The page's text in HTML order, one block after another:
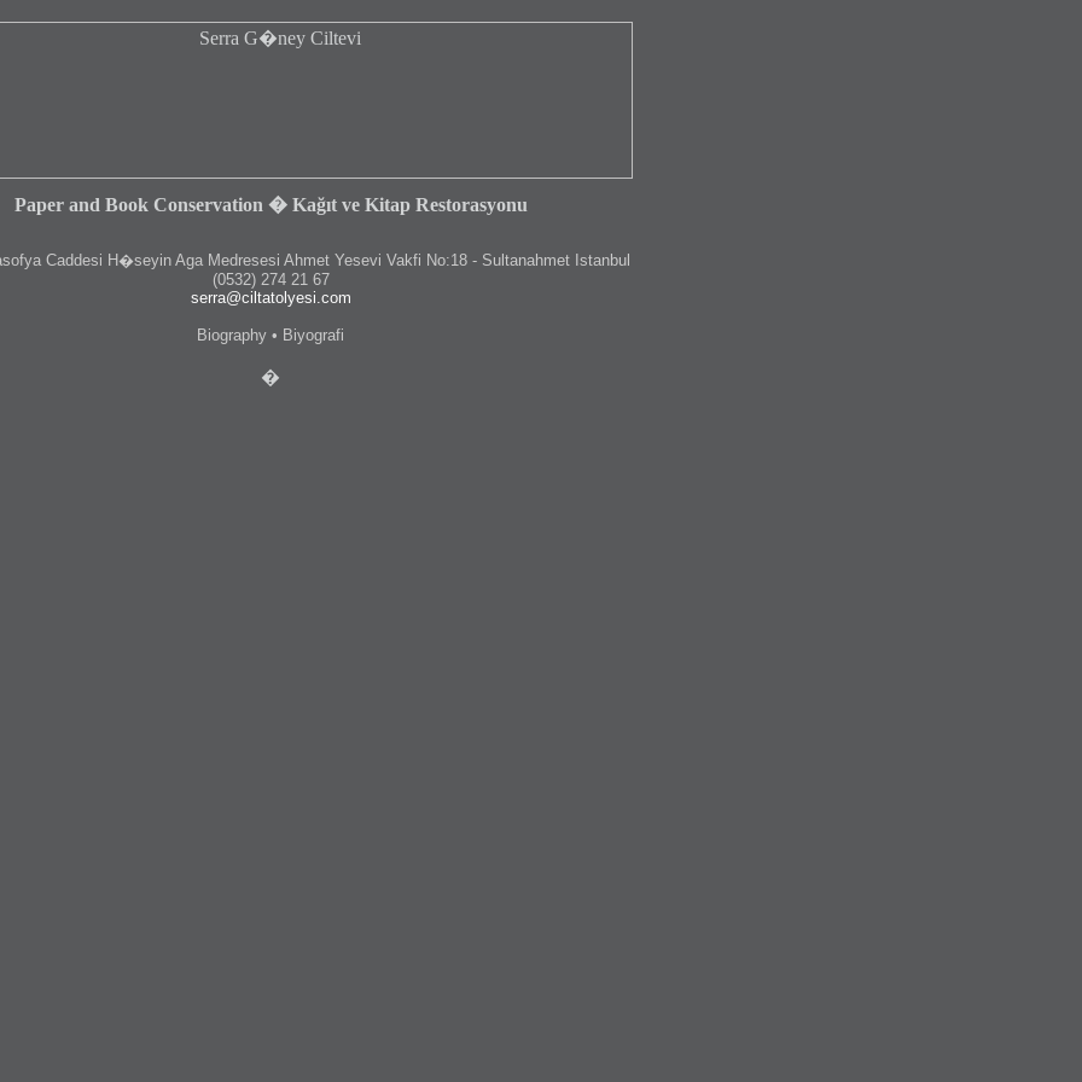
Paper and Book Conservation � Kağıt ve Kitap Restorasyonu
Caddesi H�seyin Aga Medresesi Ahmet Yesevi Vakfi No:18 - Sultanahmet Istanbul
(0532) 274 21 67
serra@ciltatolyesi.com
Biography • Biyografi
�